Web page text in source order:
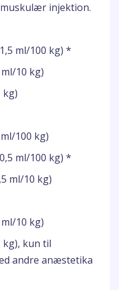
injektion.
ml/100 kg) *
10 kg)
kg)
100 kg)
ml/100 kg) *
ml/10 kg)
10 kg)
kg), kun til
andre anæstetika